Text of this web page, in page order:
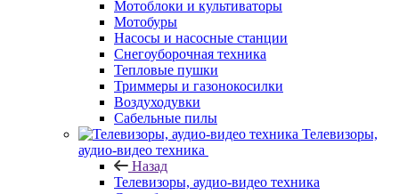
Мотоблоки и культиваторы
Мотобуры
Насосы и насосные станции
Снегоуборочная техника
Тепловые пушки
Триммеры и газонокосилки
Воздуходувки
Сабельные пилы
Телевизоры,
аудио-видео техника
Назад
Телевизоры, аудио-видео техника